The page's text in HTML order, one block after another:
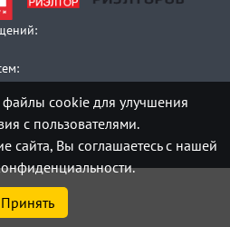
файлы cookie для улучшения
с пользователями.
сайта, Вы соглашаетесь с нашей
Принять